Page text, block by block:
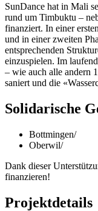
SunDance hat in Mali
rund um Timbuktu –
finanziert. In einer
und in einer zweiten
entsprechenden
einzuspielen. Im
– wie auch alle andern
saniert und die
Solidarische
Bottmingen/
Oberwil/
Dank dieser
finanzieren!
Projektdetails